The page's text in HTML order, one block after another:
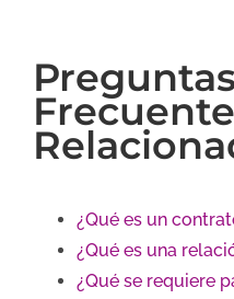
Preguntas
¿Qué es un
¿Qué es una
¿Qué se requiere